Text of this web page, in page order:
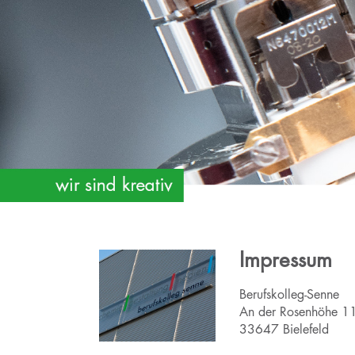
Impressum
Berufskolleg-Senne
An der Rosenhöhe
33647 Bielefeld